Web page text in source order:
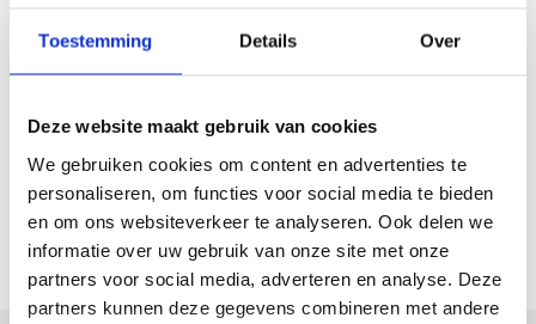
Toestemming Details Over
Deze website maakt gebruik van cookies
We gebruiken cookies om content en advertenties te
personaliseren, om functies voor social media te bieden
en om ons websiteverkeer te analyseren. Ook delen we
informatie over uw gebruik van onze site met onze
partners voor social media, adverteren en analyse. Deze
partners kunnen deze gegevens combineren met andere
Archipel in Nuenen
Archipel in Son en Breugel
Vertrouwd Thuis met VPT Gagelbosch
Appartementen, Nieuwbouw en Renovaties